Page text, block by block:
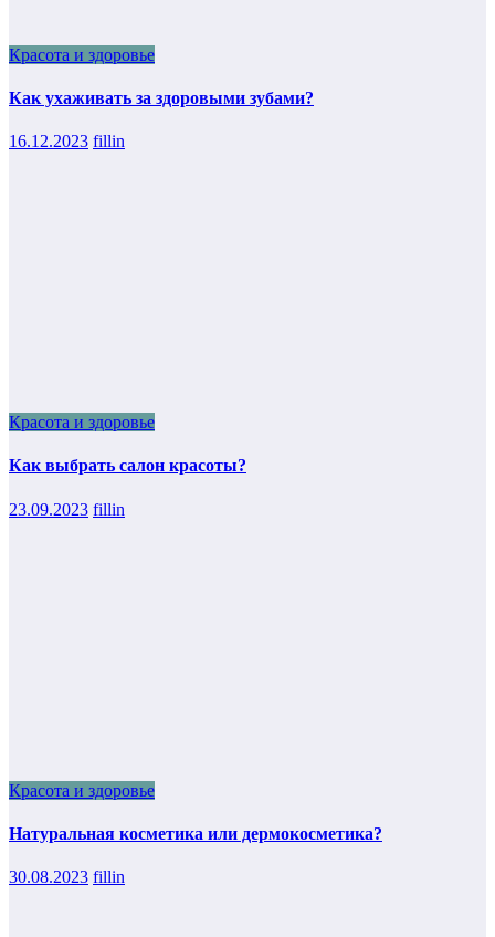
Красота и здоровье
Как ухаживать за здоровыми зубами?
16.12.2023 fillin
Красота и здоровье
Как выбрать салон красоты?
23.09.2023 fillin
Красота и здоровье
Натуральная косметика или дермокосметика?
30.08.2023 fillin